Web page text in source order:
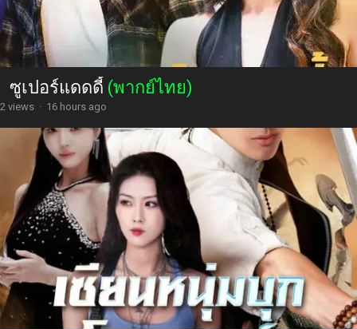
ซูเปอร์แดดดี้ (พากย์ไทย)
2 views · 16 hours ago